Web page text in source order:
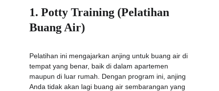
1. Potty Training (Pelatihan
Buang Air)
Pelatihan ini mengajarkan anjing untuk buang air di
tempat yang benar, baik di dalam apartemen
maupun di luar rumah. Dengan program ini, anjing
Anda tidak akan lagi buang air sembarangan yang